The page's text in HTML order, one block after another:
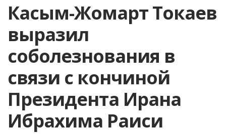
Касым-Жомарт Токаев
выразил
соболезнования в
связи с кончиной
Президента Ирана
Ибрахима Раиси